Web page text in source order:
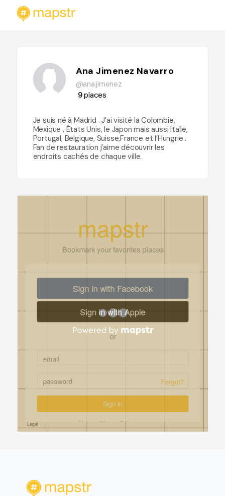
Ana Jimenez Navarro
@ana.jimenez
9places
Je suis né à Madrid . J’ai visité la Colombie,
Mexique , États Unis, le Japon mais aussi Italie,
Portugal, Belgique, Suisse,France et l’Hungrie .
Fan de restauration j’aime découvrir les
endroits cachés de chaque ville.